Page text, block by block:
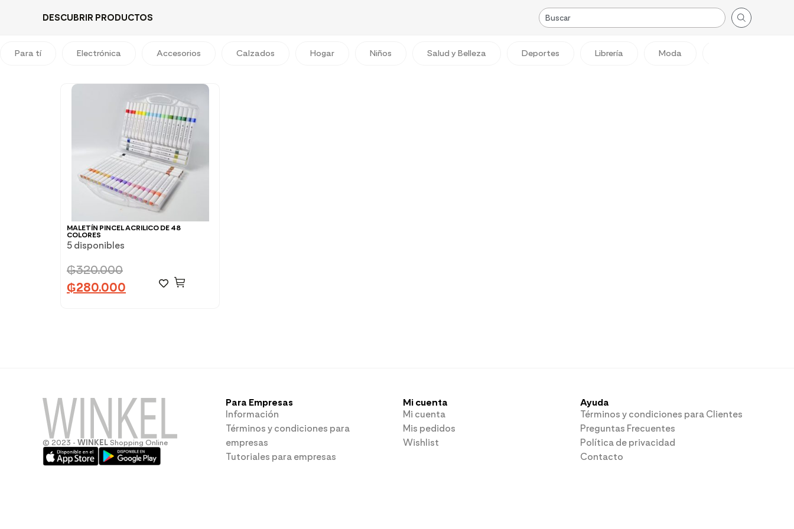
DESCUBRIR PRODUCTOS
Para tí Electrónica Accesorios Calzados Hogar Niños Salud y Belleza Deportes Librería Moda
MALETÍN PINCEL ACRILICO DE 48
COLORES
5 disponibles
₲320.000
₲280.000
© 2023 - WINKEL Shopping Online
Para Empresas
Información
Términos y condiciones para
empresas
Tutoriales para empresas
Mi cuenta
Mi cuenta
Mis pedidos
Wishlist
Ayuda
Términos y condiciones para Clientes
Preguntas Frecuentes
Política de privacidad
Contacto